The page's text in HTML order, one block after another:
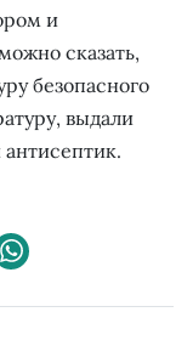
и
сказать,
безопасного
выдали